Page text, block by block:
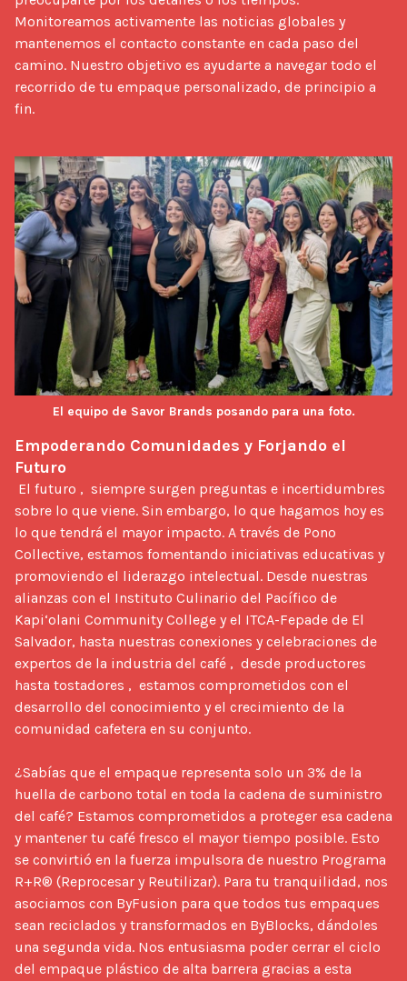
Monitoreamos activamente las noticias globales y
mantenemos el contacto constante en cada paso del
camino. Nuestro objetivo es ayudarte a navegar todo el
recorrido de tu empaque personalizado, de principio a
fin.
Empoderando Comunidades y Forjando el
Futuro
sobre lo que viene. Sin embargo, lo que hagamos hoy es
lo que tendrá el mayor impacto. A través de Pono
Collective, estamos fomentando iniciativas educativas y
promoviendo el liderazgo intelectual. Desde nuestras
alianzas con el Instituto Culinario del Pacífico de
Kapi‘olani Community College y el ITCA-Fepade de El
Salvador, hasta nuestras conexiones y celebraciones de
expertos de la industria del café ,  desde productores
hasta tostadores ,  estamos comprometidos con el
desarrollo del conocimiento y el crecimiento de la
comunidad cafetera en su conjunto.
¿Sabías que el empaque representa solo un 3% de la
huella de carbono total en toda la cadena de suministro
del café? Estamos comprometidos a proteger esa cadena
y mantener tu café fresco el mayor tiempo posible. Esto
se convirtió en la fuerza impulsora de nuestro Programa
R+R® (Reprocesar y Reutilizar). Para tu tranquilidad, nos
asociamos con ByFusion para que todos tus empaques
sean reciclados y transformados en ByBlocks, dándoles
una segunda vida. Nos entusiasma poder cerrar el ciclo
del empaque plástico de alta barrera gracias a esta
El equipo de Savor Brands posando para una foto.